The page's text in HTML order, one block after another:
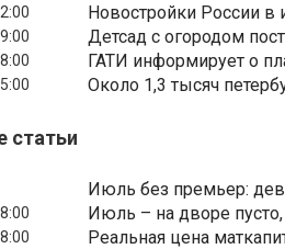
Новостройки России
Детсад с огородом
ГАТИ информирует о
Около 1,3 тысяч
статьи
Июль без премьер:
Июль – на дворе
Реальная цена